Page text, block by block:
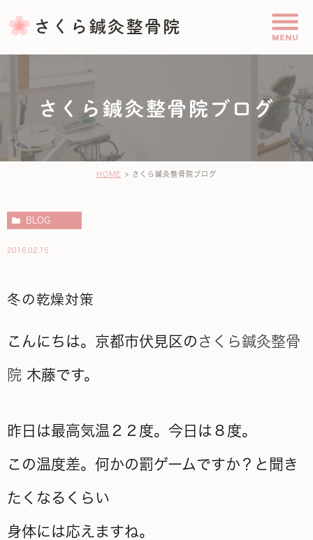
さくら鍼灸整骨院ブログ
HOME さくら鍼灸整骨院ブログ
BLOG
2016.02.15
冬の乾燥対策
こんにちは。京都市伏見区の さくら鍼灸整骨
院 木藤です。
昨日は最高気温２２度。今日は８度。
この温度差。何かの罰ゲームですか？と聞き
たくなるくらい
身体には応えますね。